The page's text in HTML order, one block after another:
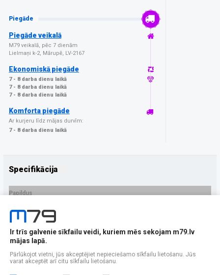
Piegāde
Piegāde veikalā
M79 veikalā, pēc 7 dienām
Lielmaņi k-2, Mārupē, LV-2167
Ekonomiskā piegāde
7 - 8 darba dienu laikā
7 - 8 darba dienu laikā
7 - 8 darba dienu laikā
Komforta piegāde
Ar kurjeru līdz mājas durvīm:
7 - 8 darba dienu laikā
Specifikācija
Papildus
Ražotājs
PRECES APRAKSTS
EAN - 5906146479937
Ir trīs galvenie sīkfailu veidi, kuriem mēs sekojam m79.lv
mājas lapā.
Pārlūkojot vietni, jūs akceptējiet nepieciešamo sīkfailu lietošanu. Jūs
varat akceptēt arī citu sīkfailu lietošanu.